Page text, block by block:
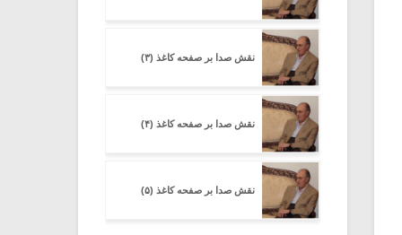
نقش صدا بر صفحه کاغذ (۳)
نقش صدا بر صفحه کاغذ (۴)
نقش صدا بر صفحه کاغذ (۵)